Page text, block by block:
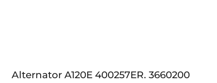
Alternator A120E 400257ER. 3660200